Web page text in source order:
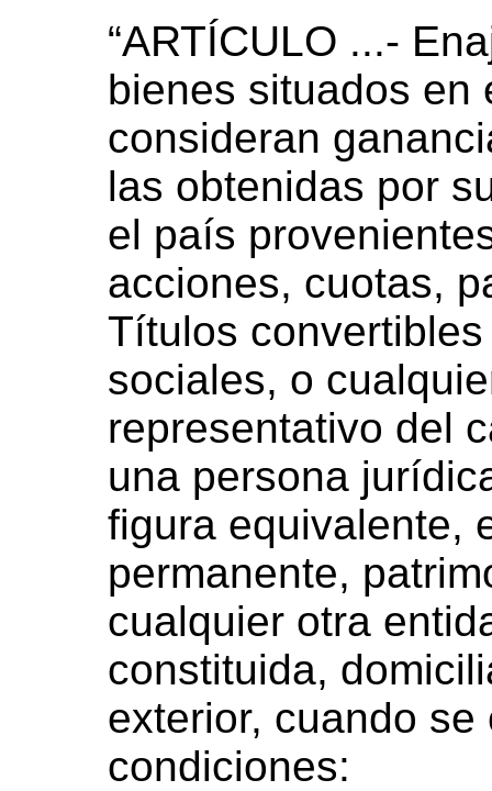
“ARTÍCULO ...-
bienes situados en
consideran
las obtenidas por
el país
acciones, cuotas,
Títulos
sociales, o
representativo del
una persona
figura equivalente,
permanente,
cualquier otra
constituida,
exterior, cuando
condiciones: